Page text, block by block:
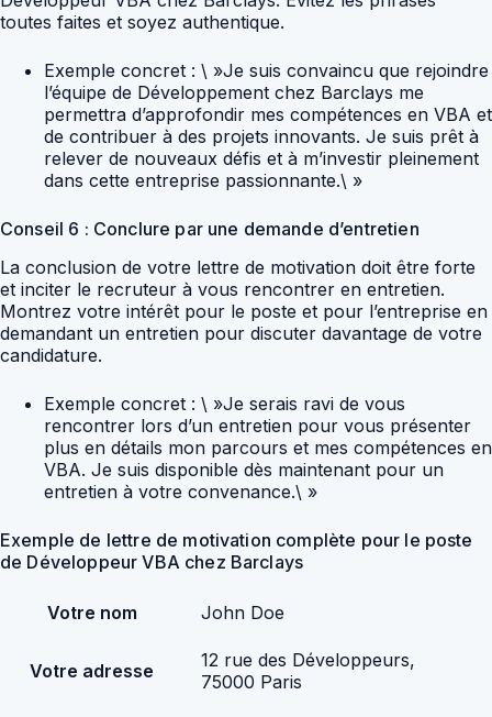
toutes faites et soyez authentique.
Exemple concret : \ »Je suis convaincu que rejoindre
l’équipe de Développement chez Barclays me
permettra d’approfondir mes compétences en VBA et
de contribuer à des projets innovants. Je suis prêt à
relever de nouveaux défis et à m’investir pleinement
dans cette entreprise passionnante.\ »
Conseil 6 : Conclure par une demande d’entretien
La conclusion de votre lettre de motivation doit être forte
et inciter le recruteur à vous rencontrer en entretien.
Montrez votre intérêt pour le poste et pour l’entreprise en
demandant un entretien pour discuter davantage de votre
candidature.
Exemple concret : \ »Je serais ravi de vous
rencontrer lors d’un entretien pour vous présenter
plus en détails mon parcours et mes compétences en
VBA. Je suis disponible dès maintenant pour un
entretien à votre convenance.\ »
Exemple de lettre de motivation complète pour le poste
de Développeur VBA chez Barclays
Votre nom John Doe
Votre adresse
12 rue des Développeurs,
75000 Paris